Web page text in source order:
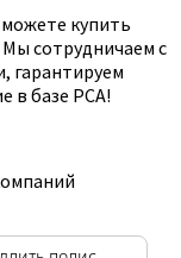
купить
сотрудничаем с
гарантируем
в базе РСА!